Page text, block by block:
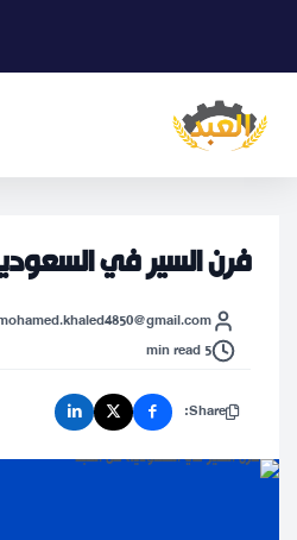
فرن السير في
5 min read
Share: